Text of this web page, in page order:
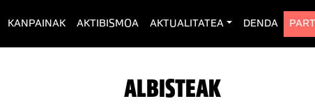
(current)
KANPAINAK AKTIBISMOA AKTUALITATEA DENDA
ALBISTEAK